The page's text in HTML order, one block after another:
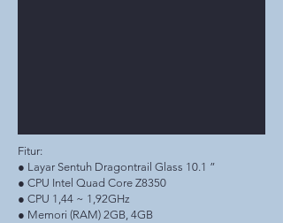
Fitur:
● Layar Sentuh Dragontrail Glass 10.1 ”
● CPU Intel Quad Core Z8350
● CPU 1,44 ~ 1,92GHz
● Memori (RAM) 2GB, 4GB